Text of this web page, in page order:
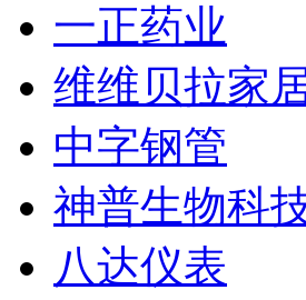
一正药业
维维贝拉家
中字钢管
神普生物科
八达仪表